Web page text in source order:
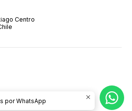
Centro
Desarrollado por Jumpseller
por WhatsApp